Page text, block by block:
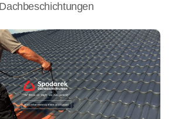
Dachbeschichtungen